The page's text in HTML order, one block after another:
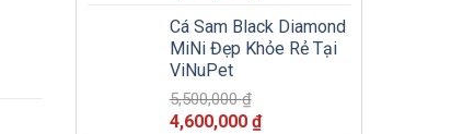
là:
7,500,000 ₫.
tại
là:
Cá Sam Black Diamond
MiNi Đẹp Khỏe Rẻ Tại
ViNuPet
5,500,000₫
Giá
4,600,000 ₫Giá